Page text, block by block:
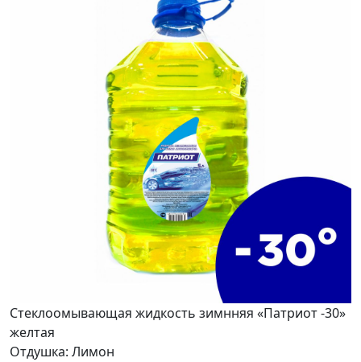
Стеклоомывающая жидкость зимнняя «Патриот -30»
желтая
Отдушка: Лимон